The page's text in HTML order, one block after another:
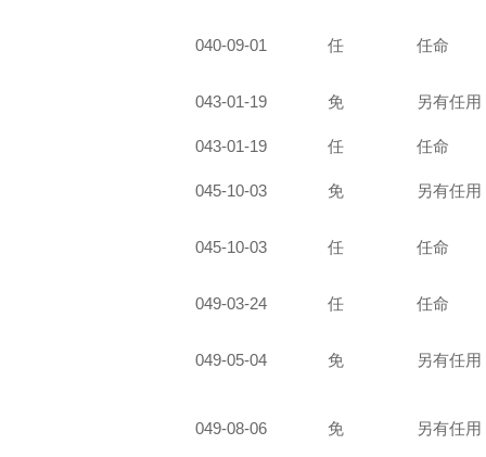
040-09-01 任 任命
043-01-19 免 另有任用
043-01-19 任 任命
045-10-03 免 另有任用
045-10-03 任 任命
049-03-24 任 任命
049-05-04 免 另有任用
049-08-06 免 另有任用